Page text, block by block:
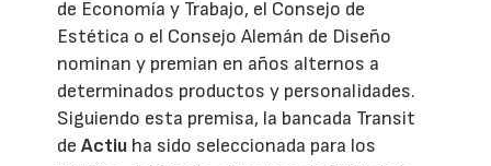
de Economía y Trabajo, el Consejo de
Estética o el Consejo Alemán de Diseño
nominan y premian en años alternos a
determinados productos y personalidades.
Siguiendo esta premisa, la bancada Transit
deActiu ha sido seleccionada para los